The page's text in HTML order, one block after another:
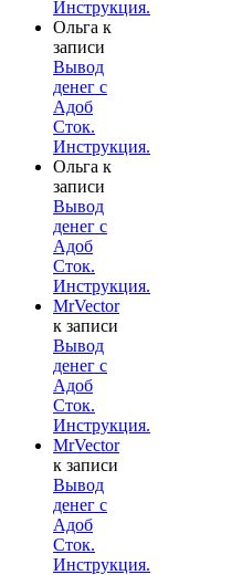
Инструкция.
Ольга к
записи
Вывод
денег с
Адоб
Сток.
Инструкция.
Ольга к
записи
Вывод
денег с
Адоб
Сток.
Инструкция.
MrVector
к записи
Вывод
денег с
Адоб
Сток.
Инструкция.
MrVector
к записи
Вывод
денег с
Адоб
Сток.
Инструкция.